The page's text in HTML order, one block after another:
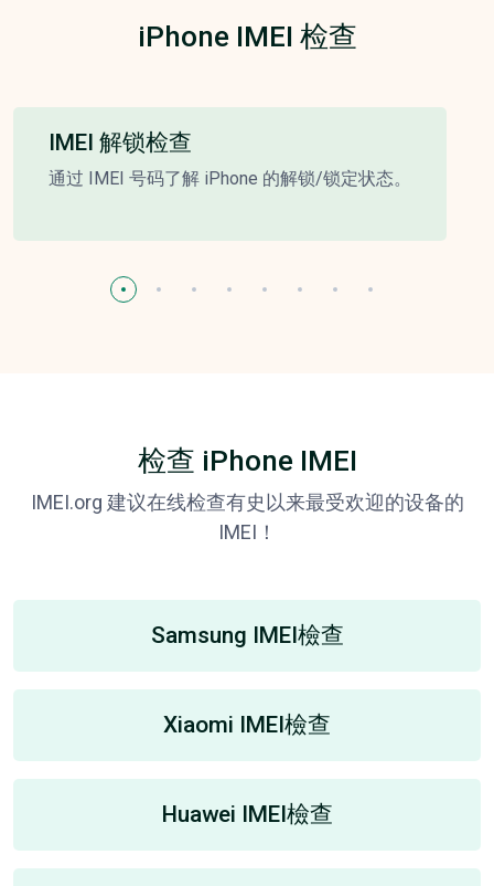
iPhone IMEI 检查
IMEI 解锁检查
通过 IMEI 号码了解 iPhone 的解锁/锁定状态。
检查 iPhone IMEI
IMEI.org 建议在线检查有史以来最受欢迎的设备的
IMEI！
Samsung IMEI檢查
Xiaomi IMEI檢查
Huawei IMEI檢查